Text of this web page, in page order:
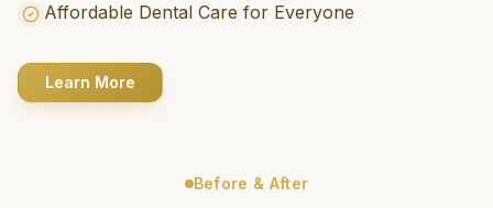
Affordable Dental Care for Everyone
Learn More
Before & After